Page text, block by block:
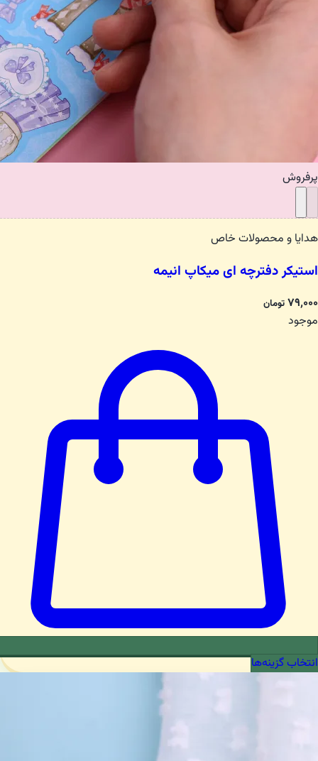
پرفروش
هدایا و محصولات خاص
استیکر دفترچه ای میکاپ انیمه
۷۹٬۰۰۰تومان
موجود
انتخاب گزینه‌ها